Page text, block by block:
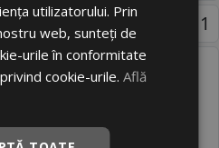
Pagina 1
255/45 R20
utilizatorului. Prin
web, sunteți de
urile în conformitate
cookie-urile.Află